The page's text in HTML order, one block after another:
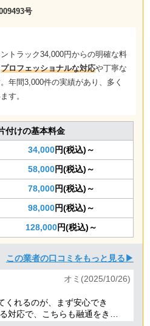
号
トラック34,000円からの明確な料
プロフェッショナルな対応や丁寧な
年間3,000件の実績があり、多く
す。
付けの基本料金
34,000円(税込)～
58,000円(税込)～
78,000円(税込)～
98,000円(税込)～
128,000円(税込)～
この業者の口コミをもっと見る▶
オミ(2025/10/26)
くれるのが、まず安心でき
対応で、こちらも融通をきか